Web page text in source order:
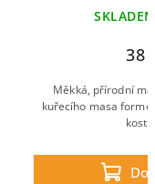
38
Do
Měkká, přírodní
kuřecího masa